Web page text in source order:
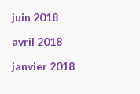
juin 2018
avril 2018
janvier 2018